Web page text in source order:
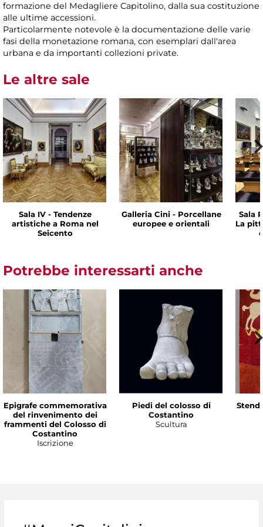
formazione del Medagliere Capitolino, dalla sua costituzione
alle ultime accessioni.
Particolarmente notevole è la documentazione delle varie
fasi della monetazione romana, con esemplari dall'area
urbana e da importanti collezioni private.
Le altre sale
Sala IV - Tendenze
artistiche a Roma nel
Seicento
Galleria Cini - Porcellane
europee e orientali
Sala
La
Potrebbe interessarti anche
Epigrafe commemorativa
del rinvenimento dei
frammenti del Colosso di
Costantino
Iscrizione
Piedi del colosso di
Costantino
Scultura